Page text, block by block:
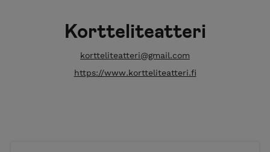
Kortteliteatteri
kortteliteatteri@gmail.com
https://www.kortteliteatteri.fi